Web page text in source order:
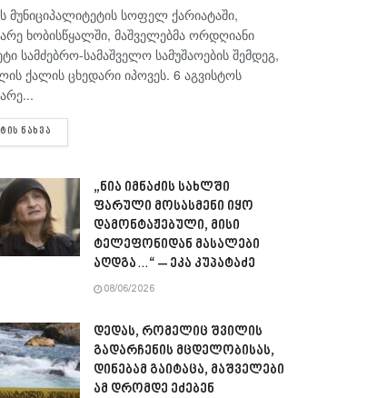
მუნიციპალიტეტის სოფელ ქარიატაში,
ხობისწყალში, მაშველებმა ორდღიანი
სამძებრო-სამაშველო სამუშაოების შემდეგ,
ქალის ცხედარი იპოვეს. 6 აგვისტოს
ᲜᲐᲮᲕᲐ
„ნია იმნაძის სახლში
ფარული მოსასმენი იყო
დამონტაჟებული, მისი
ტელეფონიდან მასალები
აღდგა…“ – ეკა კუპატაძე
08/06/2026
დედას, რომელიც შვილის
გადარჩენის მცდელობისას,
დინებამ გაიტაცა, მაშველები
ამ დრომდე ეძებენ